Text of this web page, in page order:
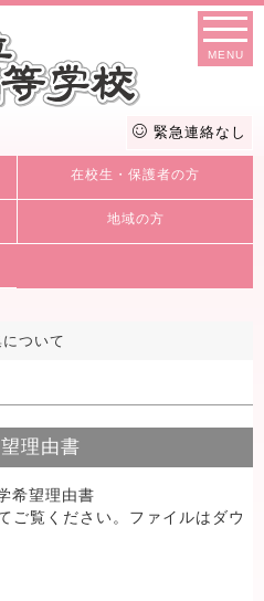
MENU
緊急連絡なし
在校生・保護者の方
地域の方
ついて
理由書
希望理由書
ご覧ください。ファイルはダウ